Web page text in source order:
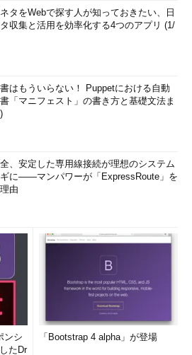
タをWebで探す人が知っておきたい、日
収集と活用を効率化する4つのアプリ (1/
はもういらない！ Puppetにおける自動
「マニフェスト」の書き方と基礎文法ま
、安定した専用線接続が理想のシステム
に――マンパワーが「ExpressRoute」を
由
ンシ
たDr
「Bootstrap 4 alpha」が登場